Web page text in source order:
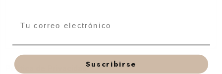
Política de Privacidad*
Suscribirse